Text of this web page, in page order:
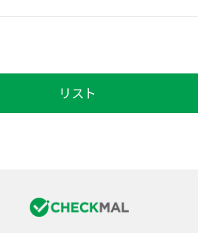
リスト